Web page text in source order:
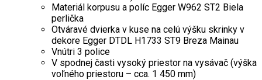
Materiál korpusu a políc Egger W962 ST2 Biela
perlička
Otváravé dvierka v kuse na celú výšku skrinky v
dekore Egger DTDL H1733 ST9 Breza Mainau
Vnútri 3 police
V spodnej časti vysoký priestor na vysávač (výška
voľného priestoru – cca. 1 450 mm)